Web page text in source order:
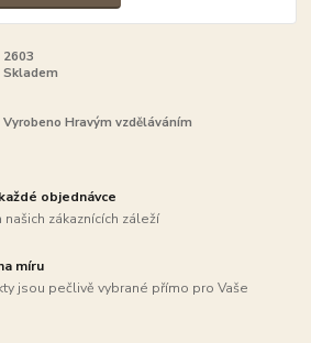
2603
Skladem
Vyrobeno Hravým vzděláváním
objednávce
zákaznících záleží
míru
jsou pečlivě vybrané přímo pro Vaše